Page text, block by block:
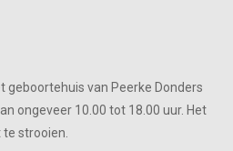
geboortehuis van Peerke Donders
ongeveer 10.00 tot 18.00 uur. Het
strooien.